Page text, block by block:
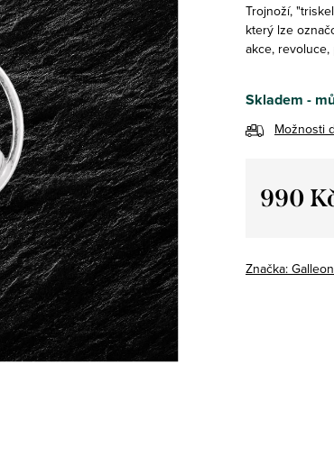
Trojnoží,
který lze
akce,
Skladem -
Možnosti
990
Značka: